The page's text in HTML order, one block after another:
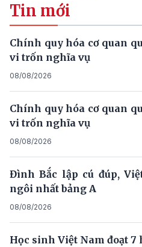
Tin mới
Chính quy hóa cơ quan
vi trốn nghĩa vụ
08/08/2026
Chính quy hóa cơ quan
vi trốn nghĩa vụ
08/08/2026
Đình Bắc lập cú đúp,
ngôi nhất bảng A
08/08/2026
Học sinh Việt Nam đoạt